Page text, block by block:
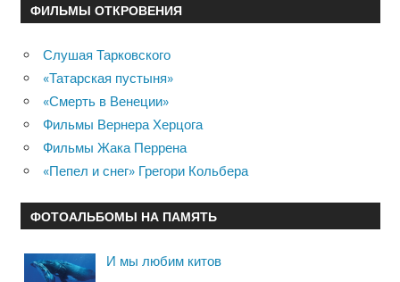
ФИЛЬМЫ ОТКРОВЕНИЯ
Слушая Тарковского
«Татарская пустыня»
«Смерть в Венеции»
Фильмы Вернера Херцога
Фильмы Жака Перрена
«Пепел и снег» Грегори Кольбера
ФОТОАЛЬБОМЫ НА ПАМЯТЬ
И мы любим китов